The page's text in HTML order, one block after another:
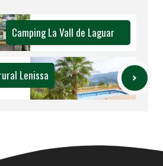
Camping La Vall de Laguar
Lenissa